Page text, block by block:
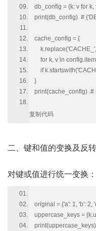
db_config = {k: v for
print(db_config) #
cache_config = {
for k, v in
if
}
print(cache_config) #
复制代码
二、键和值的变换及反转
对键或值进行统一变换：
original = {'a': 1, 'b': 2,
uppercase_keys =